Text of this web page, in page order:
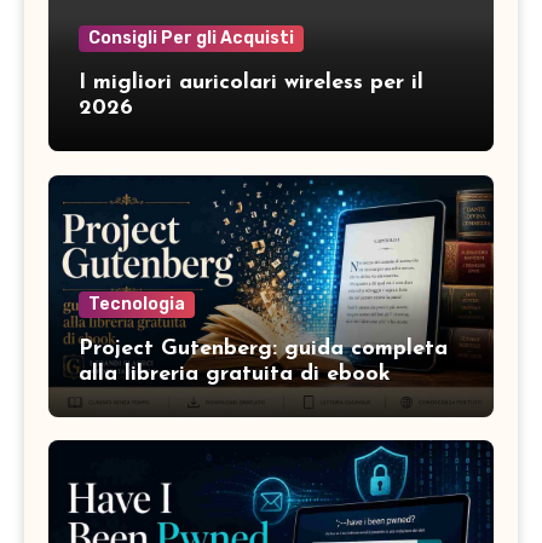
Consigli Per gli Acquisti
I migliori auricolari wireless per il
2026
Tecnologia
Project Gutenberg: guida completa
alla libreria gratuita di ebook